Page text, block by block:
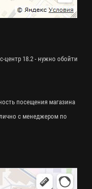
центр 18.2 - нужно обойти
посещения магазина
с менеджером по